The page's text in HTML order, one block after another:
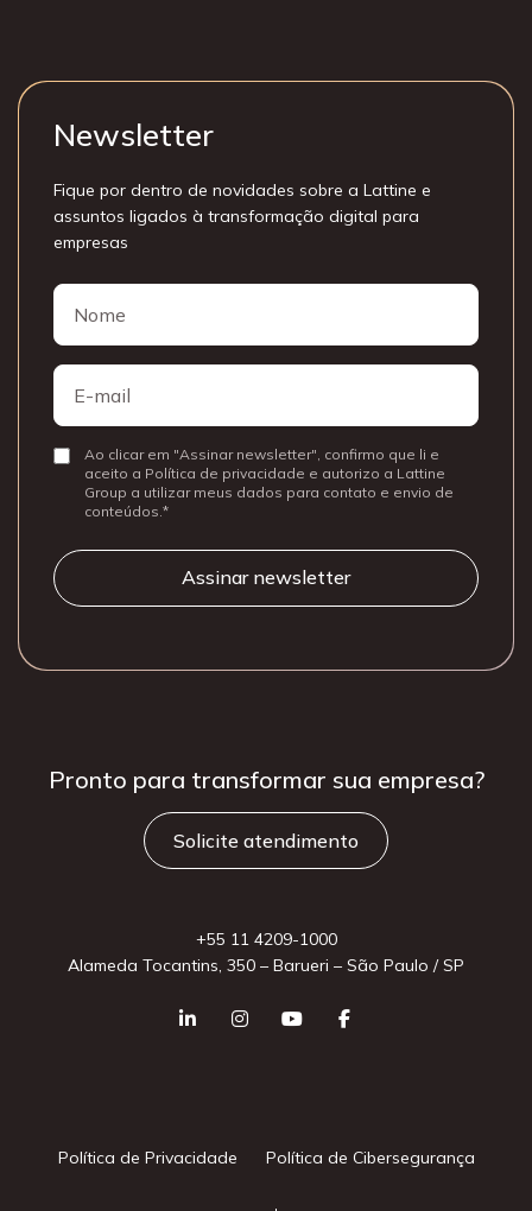
Newsletter
Fique por dentro de novidades sobre a Lattine e
assuntos ligados à transformação digital para
empresas
Nome
E-
mail
ConsentirAo clicar em "Assinar newsletter", confirmo que li e
aceito a Política de privacidade e autorizo a Lattine
Group a utilizar meus dados para contato e envio de
conteúdos.
Pronto para transformar sua empresa?
Solicite atendimento
+55 11 4209-1000
Alameda Tocantins, 350 – Barueri – São Paulo / SP
Política de Privacidade Política de Cibersegurança